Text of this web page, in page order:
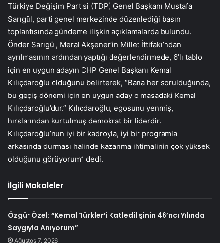
Türkiye Değişim Partisi (TDP) Genel Başkanı Mustafa
Sarıgül, parti genel merkezinde düzenlediği basın
toplantısında gündeme ilişkin açıklamalarda bulundu.
Önder Sarıgül, Meral Akşener’in Millet İttifakı’ndan
ayrılmasının ardından yaptığı değerlendirmede, 6’lı tablo
için en uygun adayın CHP Genel Başkanı Kemal
Kılıçdaroğlu olduğunu belirterek, “Bana her sorulduğunda,
bu geçiş dönemi için en uygun aday o masadaki Kemal
Kılıçdaroğlu’dur.” Kılıçdaroğlu, egosunu yenmiş,
hırslarından kurtulmuş demokrat bir liderdir.
Kılıçdaroğlu’nun iyi bir kadroyla, iyi bir programla
arkasında durması halinde kazanma ihtimalinin çok yüksek
olduğunu görüyorum” dedi.
İlgili Makaleler
Özgür Özel: “Kemal Türkler’i Katledilişinin 46’ncı Yılında
Saygıyla Anıyorum”
Ağustos 7, 2026